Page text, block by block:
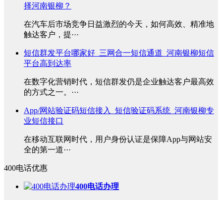
择河南银柳？
在汽车后市场竞争日益激烈的今天，如何高效、精准地
触达客户，提···
短信群发平台哪家好_三网合一短信通道_河南银柳短信
平台高到达率
在数字化营销时代，短信群发仍是企业触达客户最高效
的方式之一。···
App/网站验证码短信接入_短信验证码系统_河南银柳专
业短信接口
在移动互联网时代，用户身份认证是保障App与网站安
全的第一道···
400电话优惠
400电话办理